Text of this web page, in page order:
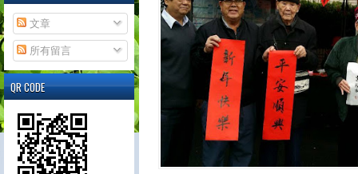
文章
所有留言
QR CODE